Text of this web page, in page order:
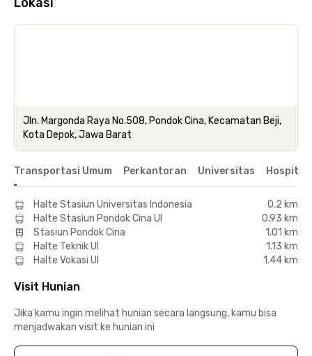
Jln. Margonda Raya No.508, Pondok Cina, Kecamatan Beji,
Kota Depok, Jawa Barat
Transportasi Umum Perkantoran Universitas Hospital
Halte Stasiun Universitas Indonesia
0.2 km
Halte Stasiun Pondok Cina UI
0.93 km
Stasiun Pondok Cina
1.01 km
Halte Teknik UI
1.13 km
Halte Vokasi UI
1.44 km
Visit Hunian
Jika kamu ingin melihat hunian secara langsung, kamu bisa
menjadwakan visit ke hunian ini